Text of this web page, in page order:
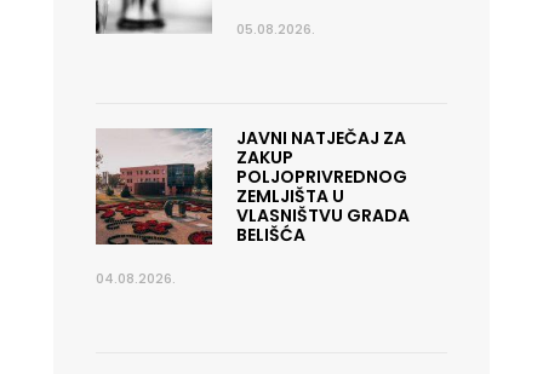
05.08.2026.
JAVNI NATJEČAJ ZA
ZAKUP
POLJOPRIVREDNOG
ZEMLJIŠTA U
VLASNIŠTVU GRADA
BELIŠĆA
04.08.2026.